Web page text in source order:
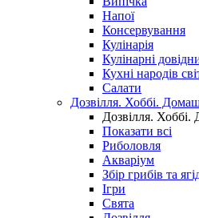
Напої
Консервування
Кулінарія
Кулінарні
Кухні народів
Салати
Дозвілля. Хоббі.
Дозвілля.
Показати всі
Риболовля
Акваріум
Збір грибів та
Ігри
Свята